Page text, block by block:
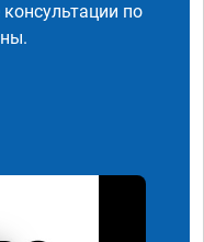
по